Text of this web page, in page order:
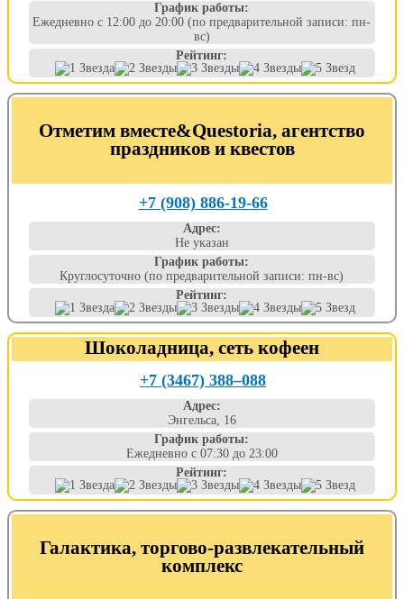
График работы:
Ежедневно с 12:00 до 20:00 (по предварительной записи: пн-
вс)
Рейтинг:
Отметим вместе&Questoria, агентство
праздников и квестов
+7 (908) 886-19-66
Адрес:
Не указан
График работы:
Круглосуточно (по предварительной записи: пн-вс)
Рейтинг:
Шоколадница, сеть кофеен
+7 (3467) 388‒088
Адрес:
Энгельса, 16
График работы:
Ежедневно с 07:30 до 23:00
Рейтинг:
Галактика, торгово-развлекательный
комплекс